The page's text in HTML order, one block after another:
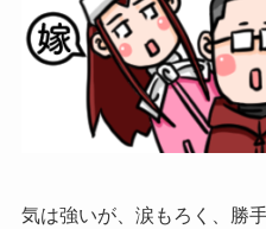
気は強いが、涙もろく、勝